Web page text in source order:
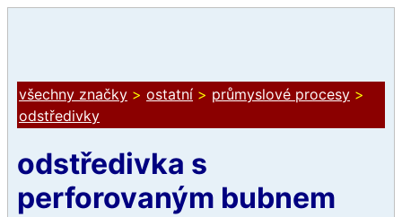
všechny značky > ostatní > průmyslové procesy >
odstředivky
odstředivka s
perforovaným bubnem